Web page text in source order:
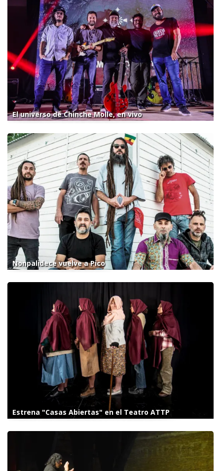
El universo de Chinche Molle, en vivo
Nonpalidece vuelve a Pico
Estrena "Casas Abiertas" en el Teatro ATTP